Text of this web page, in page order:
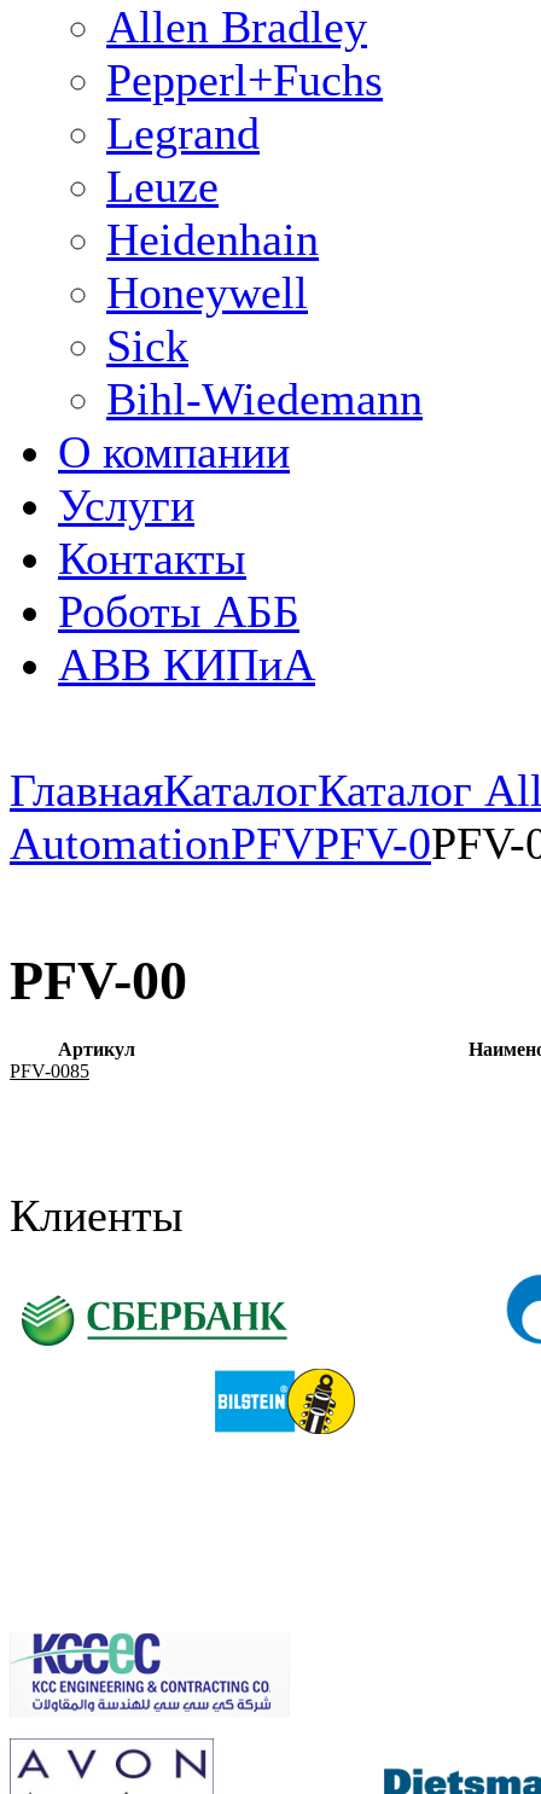
Allen Bradley
Pepperl+Fuchs
Legrand
Leuze
Heidenhain
Honeywell
Sick
Bihl-Wiedemann
О компании
Услуги
Контакты
Роботы АББ
ABB КИПиА
ГлавнаяКаталогКаталог
AutomationPFVPFV-0PFV-
PFV-00
Артикул
PFV-0085
Клиенты